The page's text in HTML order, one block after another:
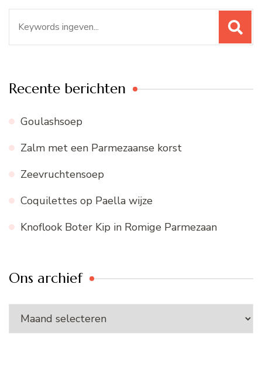
naar:
Recente berichten
Goulashsoep
Zalm met een Parmezaanse korst
Zeevruchtensoep
Coquilettes op Paella wijze
Knoflook Boter Kip in Romige Parmezaan
Ons archief
Ons